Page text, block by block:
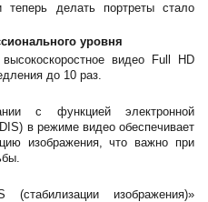
теперь делать портреты стало
уровня
видео Full HD
до 10 раз.
с функцией электронной
в режиме видео обеспечивает
изображения, что важно при
изображения)»